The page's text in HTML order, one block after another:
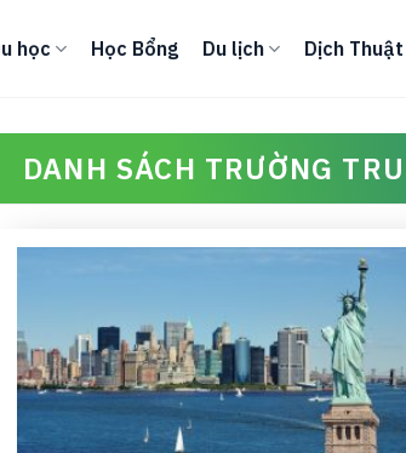
học Học Bổng Du lịch Dịch Thuật
DANH SÁCH TRƯỜNG